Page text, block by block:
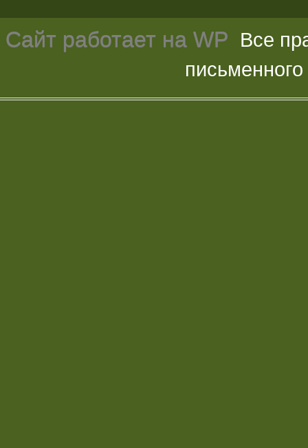
Сайт работает на WP
Все